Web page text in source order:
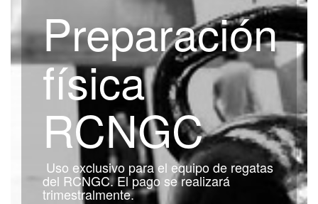
Preparación
física
RCNGC
Uso exclusivo para el equipo de regatas
del RCNGC. El pago se realizará
trimestralmente.